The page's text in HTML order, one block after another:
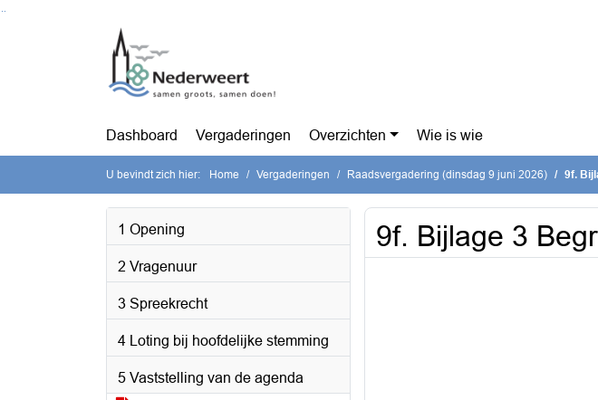
Dashboard Vergaderingen Overzichten Wie is wie
U bevindt zich hier: Home Vergaderingen Raadsvergadering (dinsdag 9 juni 2026) 9f.
1 Opening
2 Vragenuur
3 Spreekrecht
4 Loting bij hoofdelijke stemming
5 Vaststelling van de agenda
9f. Bijlage 3